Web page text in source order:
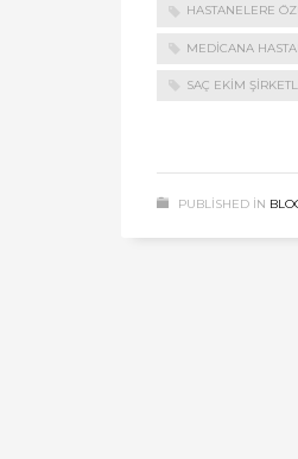
HASTANELERE
MEDICANA
SAÇ EKIM
PUBLISHED IN